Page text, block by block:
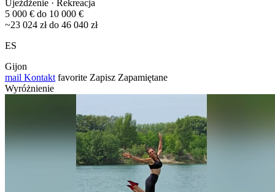
Ujeżdżenie · Rekreacja
5 000 € do 10 000 €
~23 024 zł do 46 040 zł
ES
Gijon
mail Kontakt favorite Zapisz Zapamiętane
Wyróżnienie